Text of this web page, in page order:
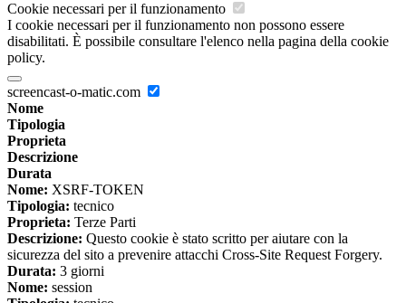
Cookie necessari per il funzionamento
I cookie necessari per il funzionamento non possono essere
disabilitati. È possibile consultare l'elenco nella pagina della cookie
policy.
screencast-o-matic.com
Nome
Tipologia
Proprieta
Descrizione
Durata
Nome: XSRF-TOKEN
Tipologia: tecnico
Proprieta: Terze Parti
Descrizione: Questo cookie è stato scritto per aiutare con la
sicurezza del sito a prevenire attacchi Cross-Site Request Forgery.
Durata: 3 giorni
Nome: session